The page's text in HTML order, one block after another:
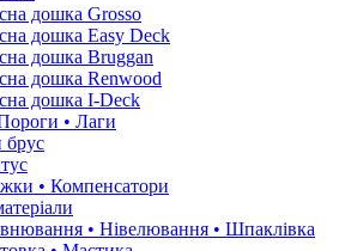
дошка Grosso
дошка Easy Deck
дошка Bruggan
дошка Renwood
дошка I-Deck
• Лаги
брус
• Компенсатори
• Нівелювання • Шпаклівка